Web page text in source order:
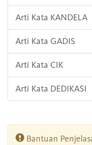
Arti Kata KANDELA
Arti Kata GADIS
Arti Kata CIK
Arti Kata DEDIKASI
Bantuan